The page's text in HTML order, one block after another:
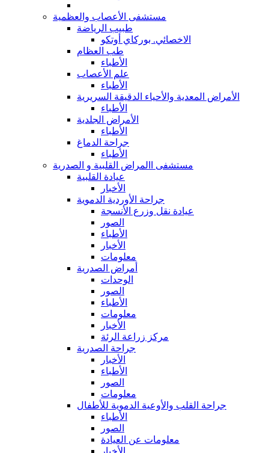
مستشفى الأعصاب والعظمية
طبيب الرياضة
الاخصائي. بوركاي أوتكو
طب العظام
الأطباء
علم الأعصاب
الأطباء
الأمراض المعدية والأحياء الدقيقة السريرية
الأطباء
الأمراض الجلدية
الأطباء
جراحة الدماغ
الأطباء
مستشفى االمراض القلبية و الصدرية
عيادة القلبية
الأخبار
جراحة الأوردية الدموية
عيادة نقل وزرع الأنسجة
الصور
الأطباء
الأخبار
معلومات
أمراض الصدرية
الوحدات
الصور
الأطباء
معلومات
الأخبار
مركز زراعة الرئة
جراحة الصدرية
الأخبار
الأطباء
الصور
معلومات
جراحة القلب والأوعية الدموية للأطفال
الأطباء
الصور
معلومات عن العيادة
الأخبار